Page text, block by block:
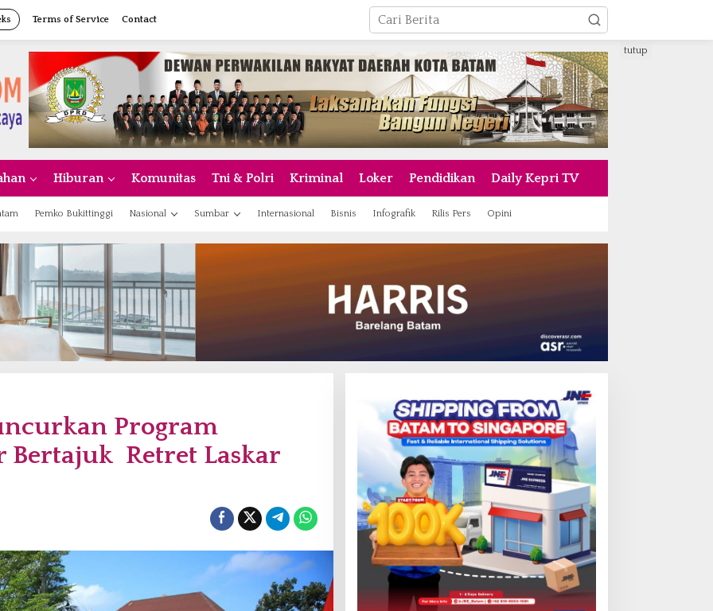
Terms of Service Contact
Hiburan Komunitas Tni & Polri Kriminal Loker Pendidikan Daily Kepri TV
Pemko Bukittinggi Nasional Sumbar Internasional Bisnis Infografik Rilis Pers Opini
tutup
Program
Bertajuk Retret Laskar